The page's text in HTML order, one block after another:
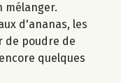
mélanger.
d'ananas, les
de poudre de
quelques